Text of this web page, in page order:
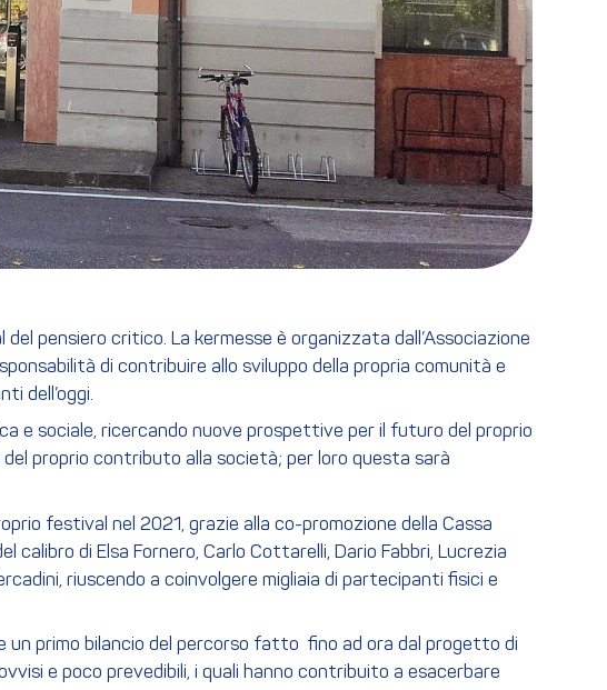
pensiero critico. La kermesse è organizzata dall’Associazione
di contribuire allo sviluppo della propria comunità e
dell’oggi.
e sociale, ricercando nuove prospettive per il futuro del proprio
proprio contributo alla società; per loro questa sarà
festival nel 2021, grazie alla co-promozione della Cassa
calibro di Elsa Fornero, Carlo Cottarelli, Dario Fabbri, Lucrezia
riuscendo a coinvolgere migliaia di partecipanti fisici e
un primo bilancio del percorso fatto fino ad ora dal progetto di
e poco prevedibili, i quali hanno contribuito a esacerbare